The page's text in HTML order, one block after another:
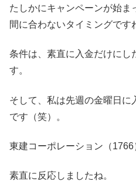
たしかにキャンペーンが始ま
間に合わないタイミングです
条件は、素直に入金だけにし
す。
そして、私は先週の金曜日に
です（笑）。
東建コーポレーション（1766
素直に反応しましたね。